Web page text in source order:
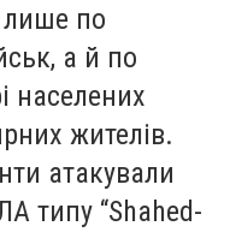
лише по
а й по
населених
жителів.
атакували
типу “Shahed-